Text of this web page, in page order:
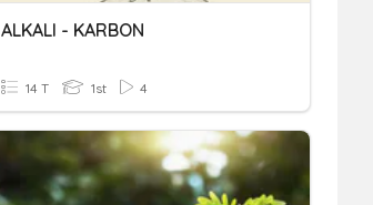
ALKALI - KARBON
14 T 1st 4